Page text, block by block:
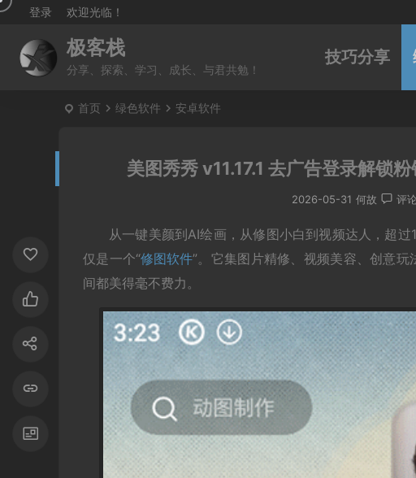
欢迎光临！
登录
极客栈
分享、探索、学习、成长、与君共勉！
技巧分享
首页 绿色软件 安卓软件
美图秀秀 v11.17.1 去广告登录解锁
2026-05-31 何故 评论
从一键美颜到AI绘画，从修图小白到视频达人，超
仅是一个“修图软件”。它集图片精修、视频美容、创意
间都美得毫不费力。